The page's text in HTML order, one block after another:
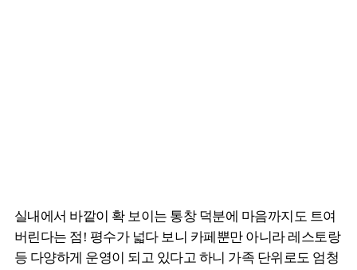
실내에서 바깥이 확 보이는 통창 덕분에 마음까지도 트여
버린다는 점! 평수가 넓다 보니 카페뿐만 아니라 레스토랑
등 다양하게 운영이 되고 있다고 하니 가족 단위로도 엄청